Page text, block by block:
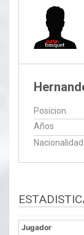
Posicion
Años
Nacionalidad
Jugador